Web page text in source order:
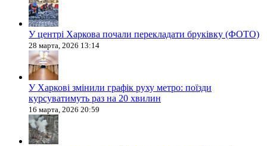
У центрі Харкова почали перекладати бруківку (ФОТО)
28 марта, 2026 13:14
У Харкові змінили графік руху метро: поїзди
курсуватимуть раз на 20 хвилин
16 марта, 2026 20:59